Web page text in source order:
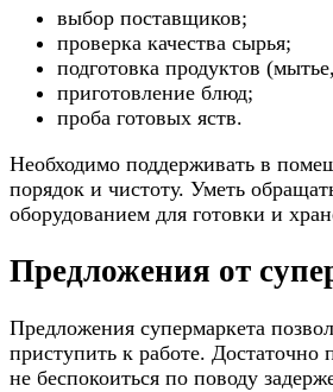
выбор поставщиков;
проверка качества сырья;
подготовка продуктов
приготовление блюд;
проба готовых яств.
Необходимо поддерживать в
порядок и чистоту. Уметь
оборудованием для готовки и
Предложения от
Предложения супермаркета
приступить к работе. Достаточно
не беспокоиться по поводу